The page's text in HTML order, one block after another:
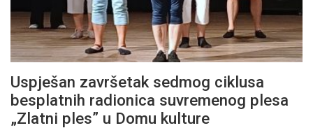
Uspješan završetak sedmog ciklusa
besplatnih radionica suvremenog plesa
„Zlatni ples” u Domu kulture